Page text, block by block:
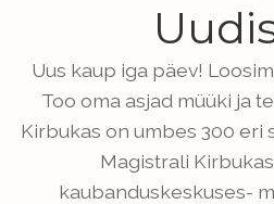
Uus kaup iga päev!
Too oma asjad müüki ja
Kirbukas on umbes 300 eri
Magistrali
kaubanduskeskuses-